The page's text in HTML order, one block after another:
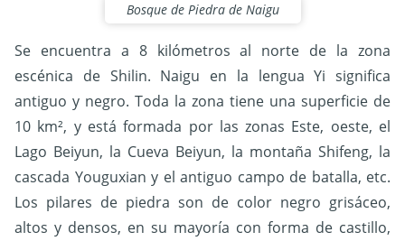
Bosque de Piedra de Naigu
Se encuentra a 8 kilómetros al norte de la zona
escénica de Shilin. Naigu en la lengua Yi significa
antiguo y negro. Toda la zona tiene una superficie de
10 km², y está formada por las zonas Este, oeste, el
Lago Beiyun, la Cueva Beiyun, la montaña Shifeng, la
cascada Youguxian y el antiguo campo de batalla, etc.
Los pilares de piedra son de color negro grisáceo,
altos y densos, en su mayoría con forma de castillo,